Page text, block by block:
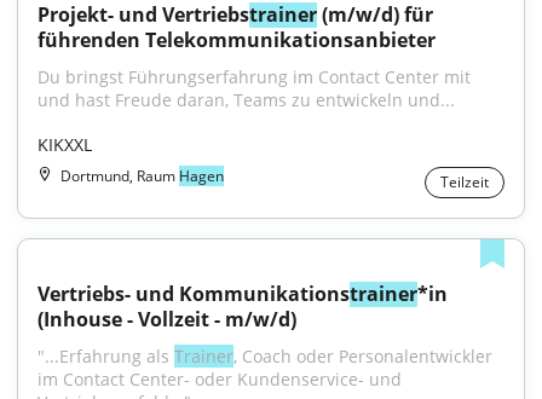
Projekt- und Vertriebstrainer (m/w/d) für
führenden Telekommunikationsanbieter
Du bringst Führungserfahrung im Contact Center mit
und hast Freude daran, Teams zu entwickeln und...
KIKXXL
Dortmund, Raum Hagen Teilzeit
Vertriebs- und Kommunikationstrainer*in
(Inhouse - Vollzeit - m/w/d)
"...Erfahrung als Trainer, Coach oder Personalentwickler
im Contact Center- oder Kundenservice- und